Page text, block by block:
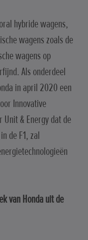
hybride wagens,
wagens zoals de
wagens op
Als onderdeel
in april 2020 een
Innovative
Unit & Energy dat de
de F1, zal
van Honda uit de